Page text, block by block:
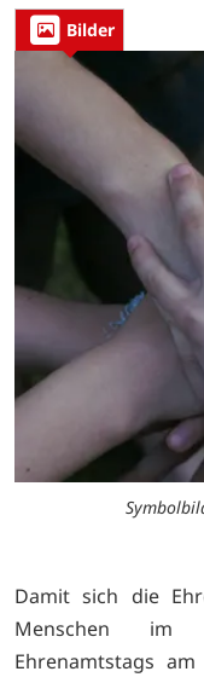
Bilder
Damit sich die
Menschen im
Ehrenamtstags